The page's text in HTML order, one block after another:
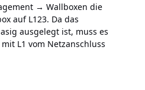
→ Wallboxen die
auf L123. Da das
ausgelegt ist, muss es
L1 vom Netzanschluss